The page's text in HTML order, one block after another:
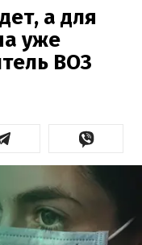
а для
уже
ВОЗ